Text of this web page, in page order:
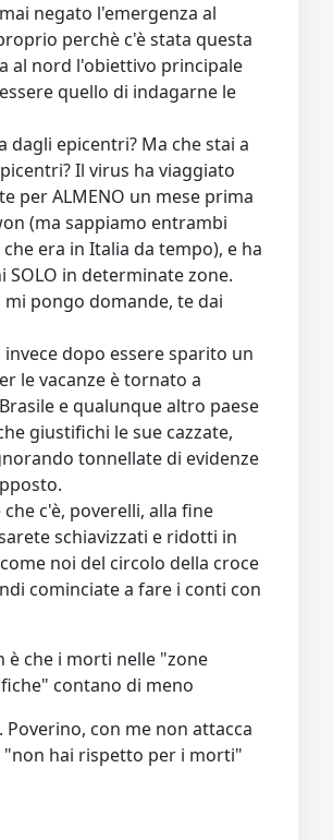
negato l'emergenza al
perchè c'è stata questa
al nord l'obiettivo principale
quello di indagarne le
dagli epicentri? Ma che stai a
Il virus ha viaggiato
per ALMENO un mese prima
(ma sappiamo entrambi
era in Italia da tempo), e ha
SOLO in determinate zone.
mi pongo domande, te dai
dopo essere sparito un
le vacanze è tornato a
e qualunque altro paese
giustifichi le sue cazzate,
tonnellate di evidenze
che c'è, poverelli, alla fine
schiavizzati e ridotti in
noi del circolo della croce
cominciate a fare i conti con
è che i morti nelle "zone
contano di meno
Poverino, con me non attacca
"non hai rispetto per i morti"